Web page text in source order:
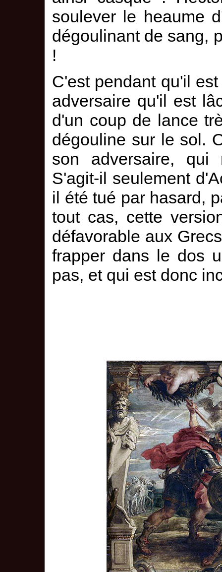
soulever le heaume
dégoulinant de sang,
!
C'est pendant qu'il
adversaire qu'il est
d'un coup de lance
dégouline sur le sol.
son adversaire, qui
S'agit-il seulement
il été tué par hasard,
tout cas, cette
défavorable aux
frapper dans le dos
pas, et qui est donc